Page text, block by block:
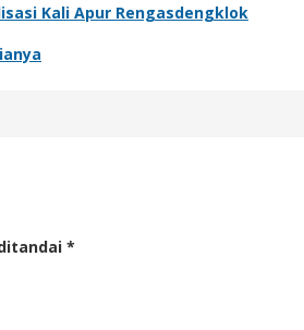
Kali Apur Rengasdengklok
*